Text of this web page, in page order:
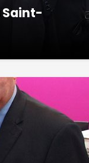
Saint-